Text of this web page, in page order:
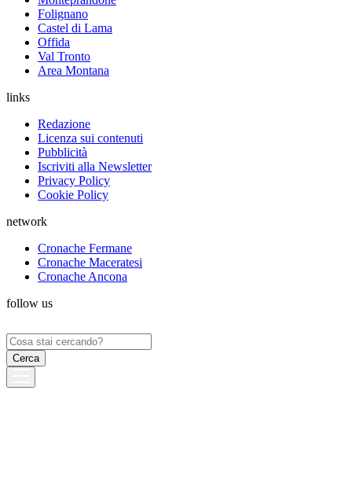
Folignano
Castel di Lama
Offida
Val Tronto
Area Montana
links
Redazione
Licenza sui contenuti
Pubblicità
Iscriviti alla Newsletter
Privacy Policy
Cookie Policy
network
Cronache Fermane
Cronache Maceratesi
Cronache Ancona
follow us
Ricerca
per: